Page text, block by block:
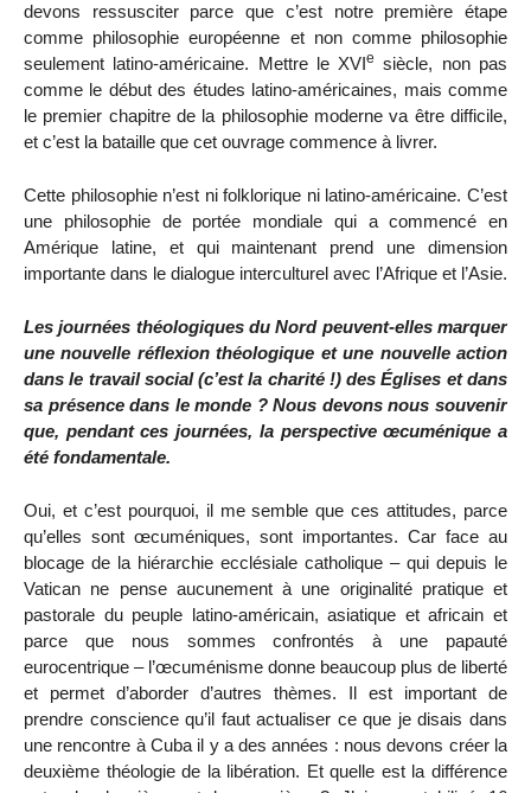
devons ressusciter parce que c’est notre première étape
comme philosophie européenne et non comme philosophie
seulement latino-américaine. Mettre le XVIe siècle, non pas
comme le début des études latino-américaines, mais comme
le premier chapitre de la philosophie moderne va être difficile,
et c’est la bataille que cet ouvrage commence à livrer.
Cette philosophie n’est ni folklorique ni latino-américaine. C’est
une philosophie de portée mondiale qui a commencé en
Amérique latine, et qui maintenant prend une dimension
importante dans le dialogue interculturel avec l’Afrique et l’Asie.
Les journées théologiques du Nord peuvent-elles marquer
une nouvelle réflexion théologique et une nouvelle action
dans le travail social (c’est la charité !) des Églises et dans
sa présence dans le monde ? Nous devons nous souvenir
que, pendant ces journées, la perspective œcuménique a
été fondamentale.
Oui, et c’est pourquoi, il me semble que ces attitudes, parce
qu’elles sont œcuméniques, sont importantes. Car face au
blocage de la hiérarchie ecclésiale catholique – qui depuis le
Vatican ne pense aucunement à une originalité pratique et
pastorale du peuple latino-américain, asiatique et africain et
parce que nous sommes confrontés à une papauté
eurocentrique – l’œcuménisme donne beaucoup plus de liberté
et permet d’aborder d’autres thèmes. Il est important de
prendre conscience qu’il faut actualiser ce que je disais dans
une rencontre à Cuba il y a des années : nous devons créer la
deuxième théologie de la libération. Et quelle est la différence